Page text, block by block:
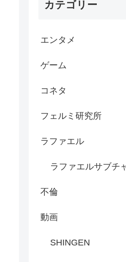
カテゴリー
エンタメ
ゲーム
コネタ
フェルミ研究所
ラファエル
ラファエルサブチ
不倫
動画
SHINGEN